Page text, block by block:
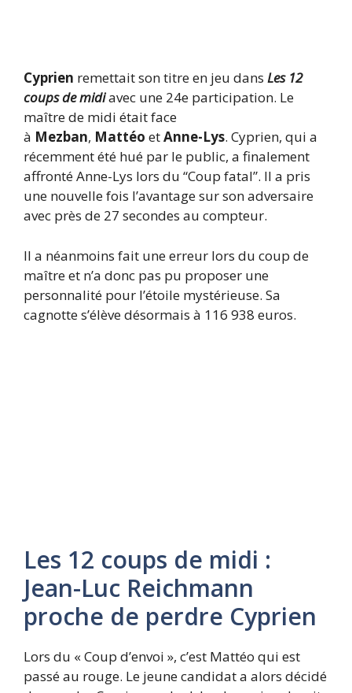
Cyprien remettait son titre en jeu dans Les 12
coups de midiavec une 24e participation. Le
maître de midi était face
à Mezban, Mattéo etAnne-Lys. Cyprien, qui a
récemment été hué par le public, a finalement
affronté Anne-Lys lors du “Coup fatal”. Il a pris
une nouvelle fois l’avantage sur son adversaire
avec près de 27 secondes au compteur.
Il a néanmoins fait une erreur lors du coup de
maître et n’a donc pas pu proposer une
personnalité pour l’étoile mystérieuse. Sa
cagnotte s’élève désormais à 116 938 euros.
Les 12 coups de midi :
Jean-Luc Reichmann
proche de perdre Cyprien
Lors du « Coup d’envoi », c’est Mattéo qui est
passé au rouge. Le jeune candidat a alors décidé